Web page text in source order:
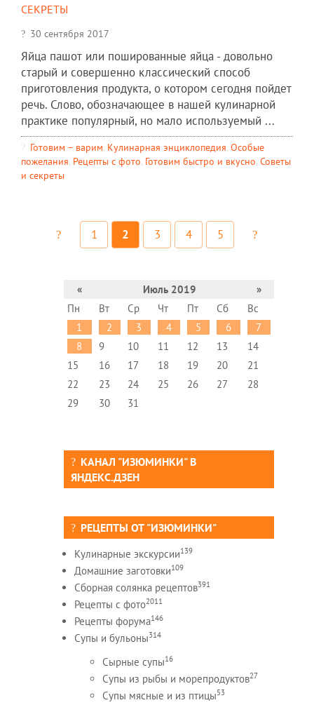
секреты
30 сентября 2017
Яйца пашот или пошированные яйца - довольно
старый и совершенно классический способ
приготовления продукта, о котором сегодня пойдет
речь. Слово, обозначающее в нашей кулинарной
практике популярный, но мало используемый ...
Готовим – варим, Кулинарная энциклопедия, Особые
пожелания, Рецепты c фото, Готовим быстро и вкусно, Советы
и секреты
1 2 3 4 5
« Июль 2019
»
Пн
Вт Ср Чт Пт Сб
Вс
1
2 3 4 5 6
7
8
9 10 11 12 13
14
15
16 17 18 19 20
21
22
23 24 25 26 27
28
29
30 31
КАНАЛ "ИЗЮМИНКИ" В
ЯНДЕКС.ДЗЕН
РЕЦЕПТЫ ОТ "ИЗЮМИНКИ"
Кулинарные экскурсии139
Домашние заготовки109
Сборная солянка рецептов391
Рецепты c фото2011
Рецепты форума146
Супы и бульоны314
Сырные супы16
Супы из рыбы и морепродуктов27
Супы мясные и из птицы53